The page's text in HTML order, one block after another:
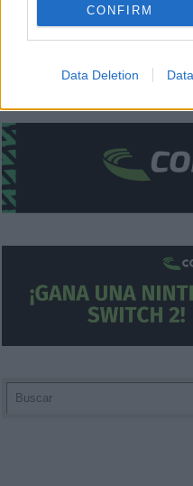
related to
I want to allow Google
functionality and fraud
CONFIRM
Data Deletion
¿Aún no juegas a